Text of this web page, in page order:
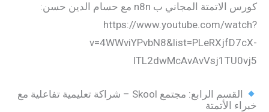
كورس الاتمتة المجاني ب n8n مع حسام الدين حسن:
https://www.youtube.com/
القسم الرابع: مجتمع Skool – شراكة تعليمية تفاعلية مع
الأتمتة